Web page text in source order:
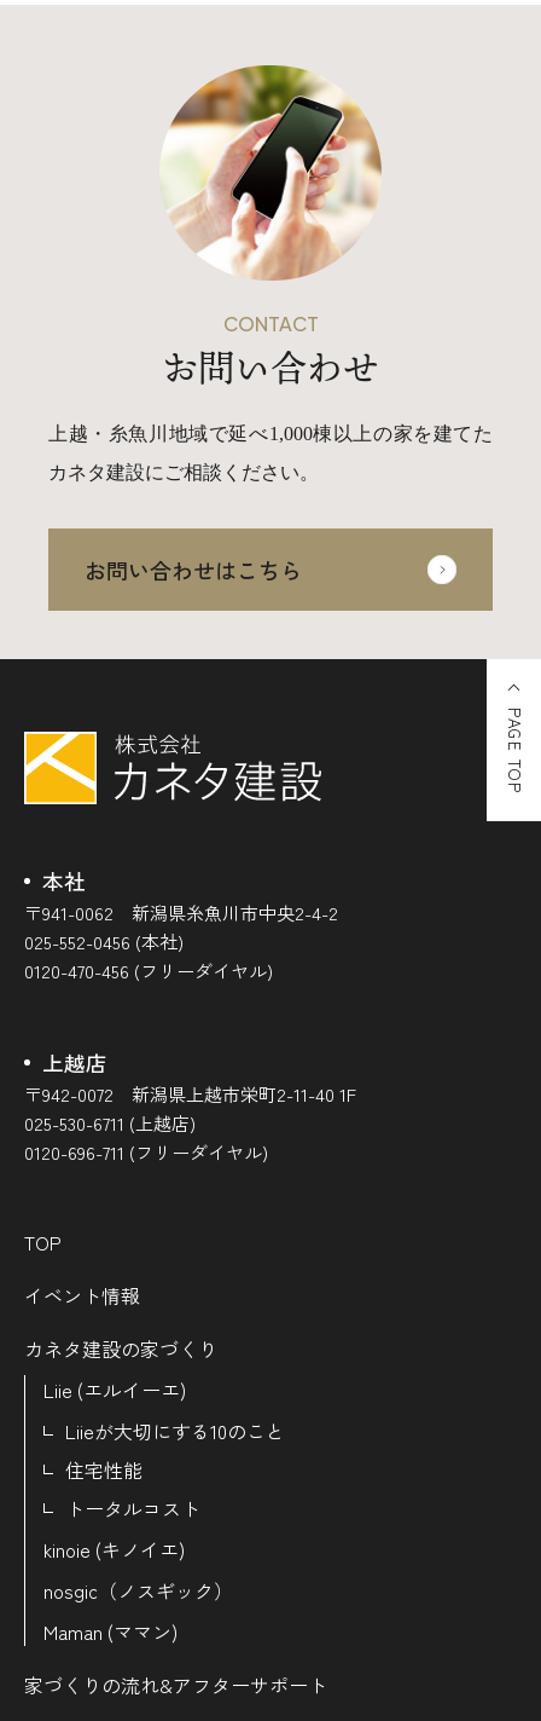
CONTACT
お問い合わせ
上越・糸魚川地域で延べ1,000棟以上の家を建てた
カネタ建設にご相談ください。
お問い合わせはこちら
本社
〒941-0062 新潟県糸魚川市中央2-4-2
025-552-0456 (本社)
0120-470-456 (フリーダイヤル)
上越店
〒942-0072 新潟県上越市栄町2-11-40 1F
025-530-6711 (上越店)
0120-696-711 (フリーダイヤル)
TOP
イベント情報
カネタ建設の家づくり
Liie (エルイーエ)
Liieが大切にする10のこと
住宅性能
トータルコスト
kinoie (キノイエ)
nosgic（ノスギック）
Maman (ママン)
家づくりの流れ&アフターサポート
PAGE TOP